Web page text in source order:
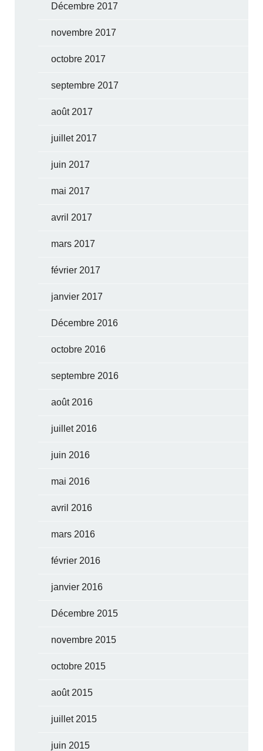
Décembre 2017
novembre 2017
octobre 2017
septembre 2017
août 2017
juillet 2017
juin 2017
mai 2017
avril 2017
mars 2017
février 2017
janvier 2017
Décembre 2016
octobre 2016
septembre 2016
août 2016
juillet 2016
juin 2016
mai 2016
avril 2016
mars 2016
février 2016
janvier 2016
Décembre 2015
novembre 2015
octobre 2015
août 2015
juillet 2015
juin 2015